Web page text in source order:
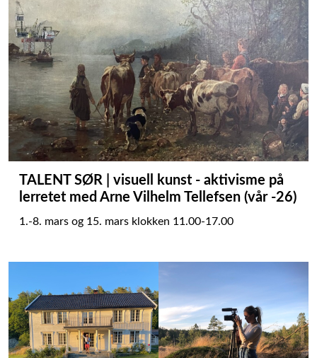
TALENT SØR | visuell kunst - aktivisme på
lerretet med Arne Vilhelm Tellefsen (vår -26)
1.-8. mars og 15. mars klokken 11.00-17.00